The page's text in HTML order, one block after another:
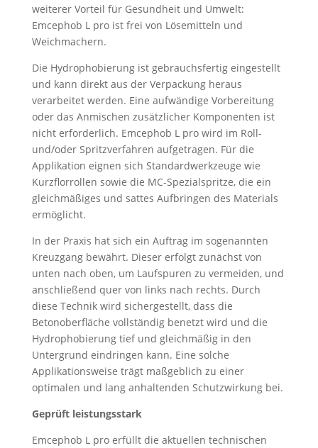
weiterer Vorteil für Gesundheit und Umwelt:
Emcephob L pro ist frei von Lösemitteln und
Weichmachern.
Die Hydrophobierung ist gebrauchsfertig eingestellt
und kann direkt aus der Verpackung heraus
verarbeitet werden. Eine aufwändige Vorbereitung
oder das Anmischen zusätzlicher Komponenten ist
nicht erforderlich. Emcephob L pro wird im Roll-
und/oder Spritzverfahren aufgetragen. Für die
Applikation eignen sich Standardwerkzeuge wie
Kurzflorrollen sowie die MC-Spezialspritze, die ein
gleichmäßiges und sattes Aufbringen des Materials
ermöglicht.
In der Praxis hat sich ein Auftrag im sogenannten
Kreuzgang bewährt. Dieser erfolgt zunächst von
unten nach oben, um Laufspuren zu vermeiden, und
anschließend quer von links nach rechts. Durch
diese Technik wird sichergestellt, dass die
Betonoberfläche vollständig benetzt wird und die
Hydrophobierung tief und gleichmäßig in den
Untergrund eindringen kann. Eine solche
Applikationsweise trägt maßgeblich zu einer
optimalen und lang anhaltenden Schutzwirkung bei.
Geprüft leistungsstark
Emcephob L pro erfüllt die aktuellen technischen